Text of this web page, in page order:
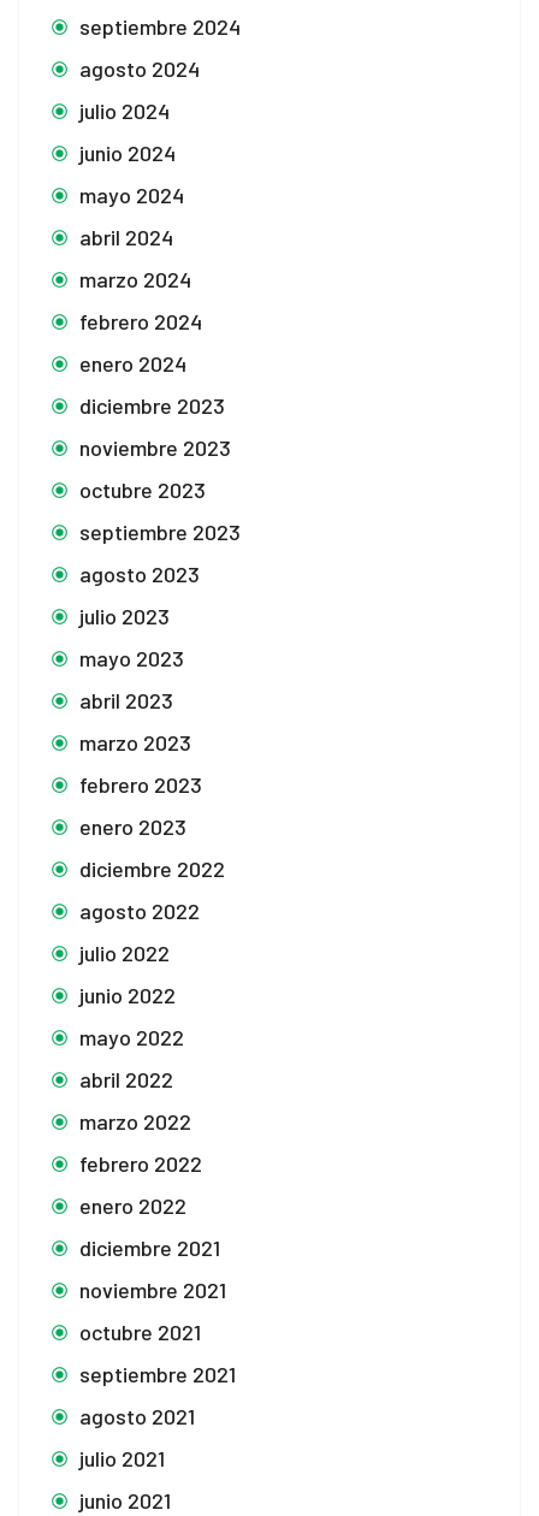
septiembre 2024
agosto 2024
julio 2024
junio 2024
mayo 2024
abril 2024
marzo 2024
febrero 2024
enero 2024
diciembre 2023
noviembre 2023
octubre 2023
septiembre 2023
agosto 2023
julio 2023
mayo 2023
abril 2023
marzo 2023
febrero 2023
enero 2023
diciembre 2022
agosto 2022
julio 2022
junio 2022
mayo 2022
abril 2022
marzo 2022
febrero 2022
enero 2022
diciembre 2021
noviembre 2021
octubre 2021
septiembre 2021
agosto 2021
julio 2021
junio 2021